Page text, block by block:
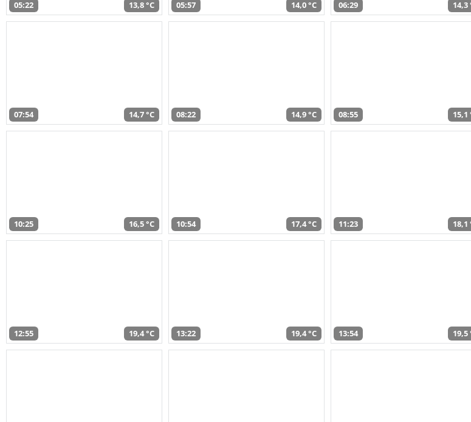
05:22 13,8 °C 05:57 14,0 °C 06:29 14,3
07:54 14,7 °C 08:22 14,9 °C 08:55 15,1
10:25 16,5 °C 10:54 17,4 °C 11:23 18,1
12:55 19,4 °C 13:22 19,4 °C 13:54 19,5